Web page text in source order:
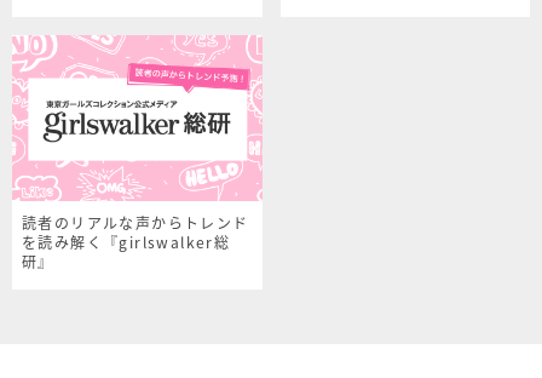
読者のリアルな声からトレンド
を読み解く『girlswalker総
研』